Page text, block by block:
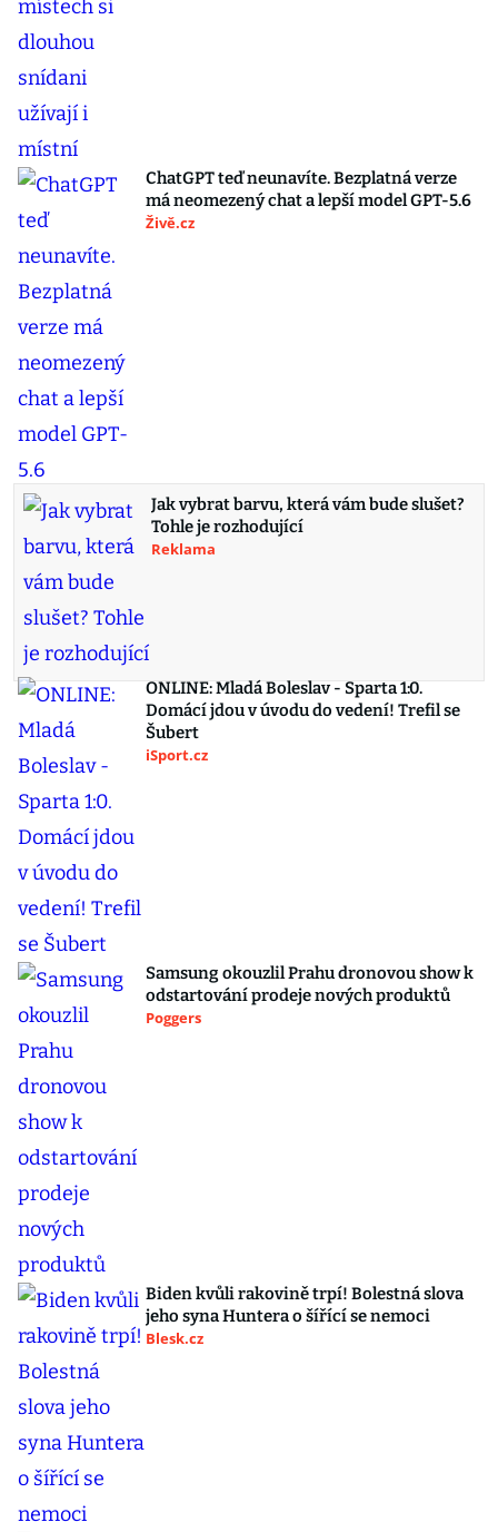
ChatGPT teď neunavíte. Bezplatná verze
má neomezený chat a lepší model GPT-5.6
Živě.cz
Jak vybrat barvu, která vám bude slušet?
Tohle je rozhodující
Reklama
ONLINE: Mladá Boleslav - Sparta 1:0.
Domácí jdou v úvodu do vedení! Trefil se
Šubert
iSport.cz
Samsung okouzlil Prahu dronovou show k
odstartování prodeje nových produktů
Poggers
Biden kvůli rakovině trpí! Bolestná slova
jeho syna Huntera o šířící se nemoci
Blesk.cz